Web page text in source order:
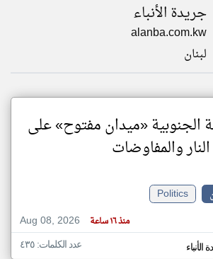
جريدة الأنباء
alanba.com.kw
لبنان
الجنوبية «ميدان مفتوح» على
والمفاوضات
Politics
Aug 08, 2026
منذ ١٦ ساعة
الأنباء عدد الكلمات: ٤٣٥